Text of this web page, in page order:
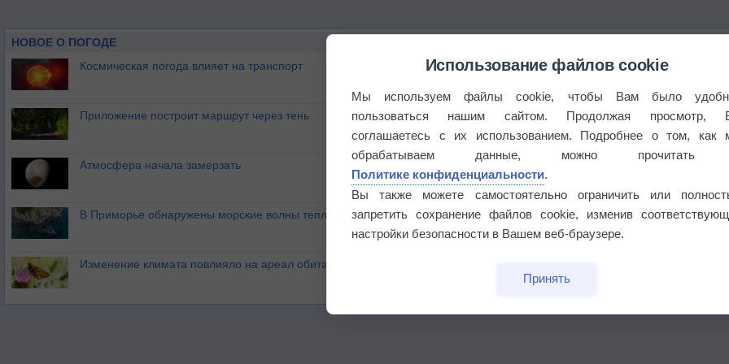
НОВОЕ О ПОГОДЕ
Космическая погода влияет на транспорт
Приложение построит маршрут через тень
Атмосфера начала замерзать
В Приморье обнаружены морские волны тепла
Изменение климата повлияло на ареал обитания бабочек
Использование файлов cookie
Мы используем файлы cookie, чтобы Вам было
пользоваться нашим сайтом. Продолжая просмотр,
соглашаетесь с их использованием. Подробнее о том, как
обрабатываем данные, можно прочитать
Политике конфиденциальности.
Вы также можете самостоятельно ограничить или
запретить сохранение файлов cookie, изменив
настройки безопасности в Вашем веб-браузере.
Принять